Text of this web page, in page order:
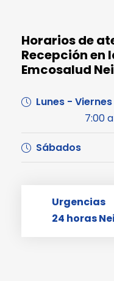
Horarios de
Recepción en
Emcosalud
Lunes - Viernes
7:00
Sábados
Urgencias
24 horas